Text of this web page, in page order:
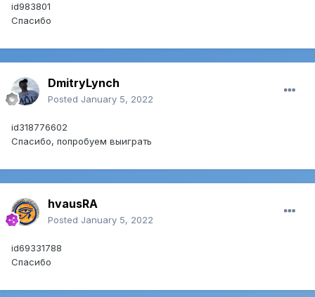
id983801
Спасибо
DmitryLynch
Posted January 5, 2022
id318776602
Cпасибо, попробуем выиграть
hvausRA
Posted January 5, 2022
id69331788
Спасибо